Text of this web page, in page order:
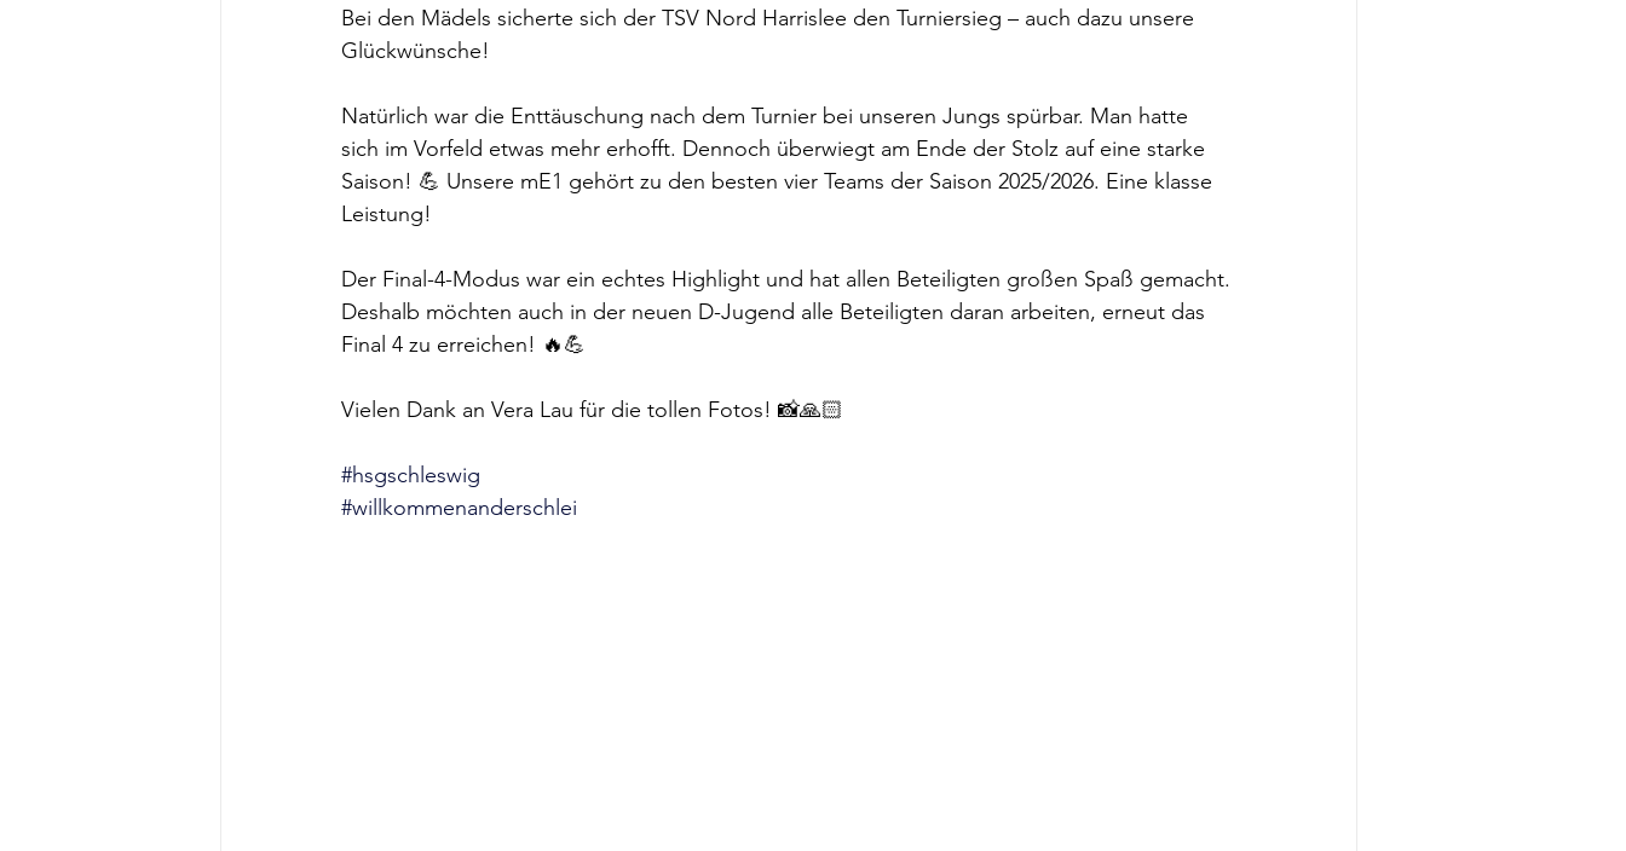
Bei den Mädels sicherte sich der TSV Nord Harrislee den Turniersieg – auch dazu unsere
Glückwünsche!
Natürlich war die Enttäuschung nach dem Turnier bei unseren Jungs spürbar. Man hatte
sich im Vorfeld etwas mehr erhofft. Dennoch überwiegt am Ende der Stolz auf eine starke
Saison! 💪 Unsere mE1 gehört zu den besten vier Teams der Saison 2025/2026. Eine klasse
Leistung!
Der Final-4-Modus war ein echtes Highlight und hat allen Beteiligten großen Spaß gemacht.
Deshalb möchten auch in der neuen D-Jugend alle Beteiligten daran arbeiten, erneut das
Final 4 zu erreichen! 🔥💪
Vielen Dank an Vera Lau für die tollen Fotos! 📸🙏🏻
#hsgschleswig
#willkommenanderschlei